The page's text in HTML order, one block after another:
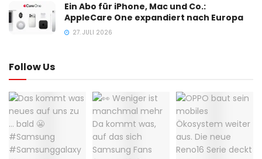
Ein Abo für iPhone, Mac und Co.:
AppleCare One expandiert nach Europa
27. JULI 2026
Follow Us